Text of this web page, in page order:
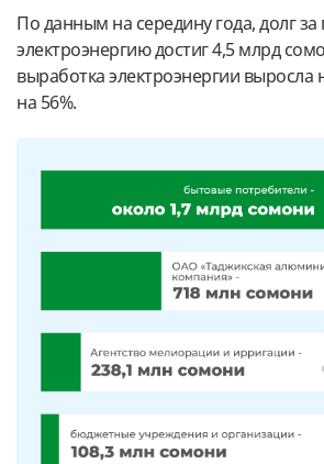
По данным на середину года, долг
электроэнергию достиг 4,5 млрд
выработка электроэнергии выросла
на 56%.